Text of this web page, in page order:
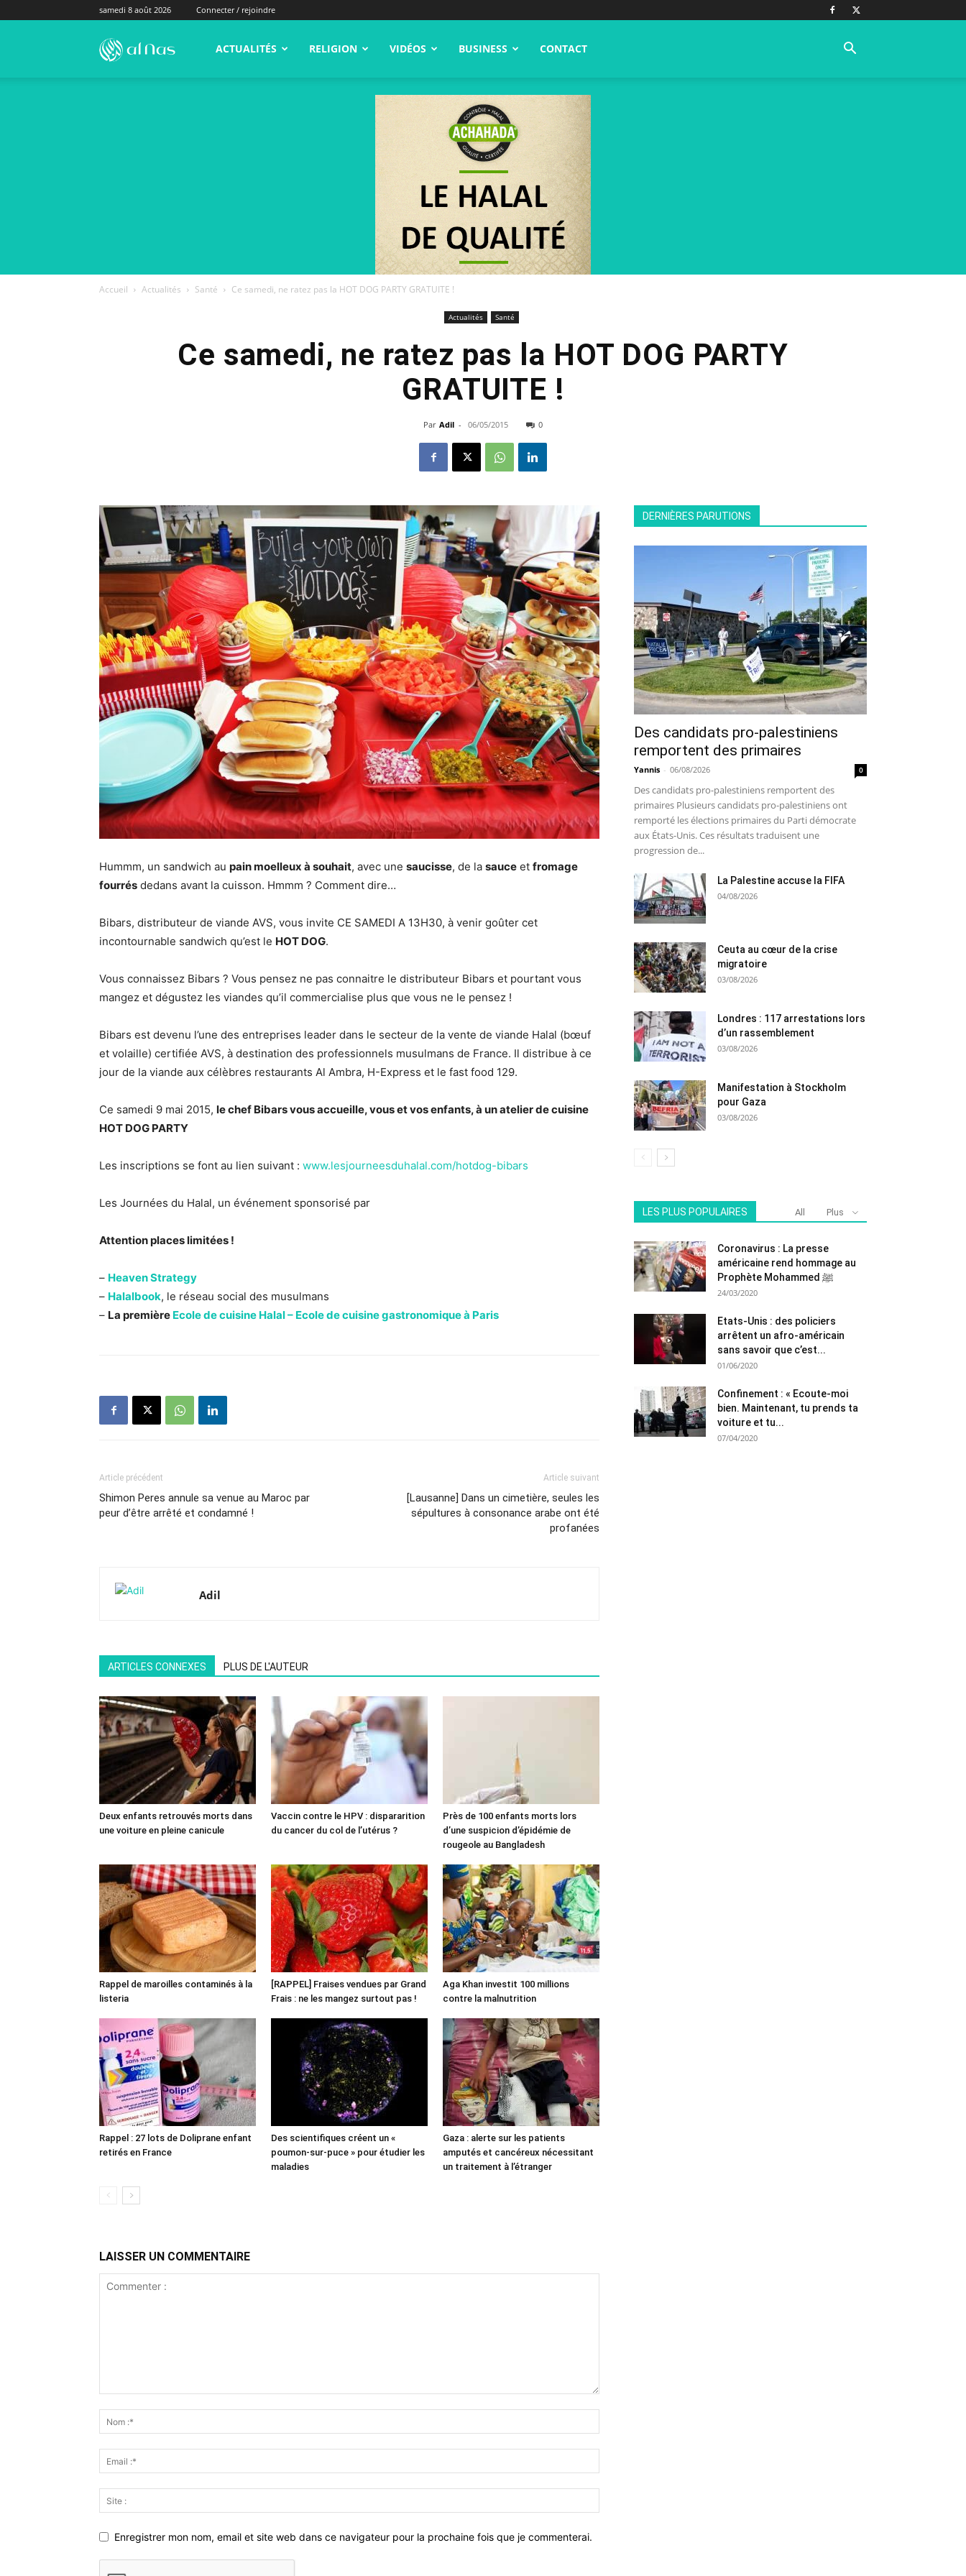
samedi 8 août 2026 Connecter / rejoindre
alNas.fr ACTUALITÉS RELIGION VIDÉOS BUSINESS CONTACT
Accueil Actualités Santé Ce samedi, ne ratez pas la HOT DOG PARTY GRATUITE !
Actualités Santé
Ce samedi, ne ratez pas la HOT DOG PARTY
GRATUITE !
Par Adil - 06/05/2015 0
Hummm, un sandwich au pain moelleux à souhait, avec une saucisse, de la sauce et fromage
fourrés dedans avant la cuisson. Hmmm ? Comment dire…
Bibars, distributeur de viande AVS, vous invite CE SAMEDI A 13H30, à venir goûter cet
incontournable sandwich qu’est le HOT DOG.
Vous connaissez Bibars ? Vous pensez ne pas connaitre le distributeur Bibars et pourtant vous
mangez et dégustez les viandes qu’il commercialise plus que vous ne le pensez !
Bibars est devenu l’une des entreprises leader dans le secteur de la vente de viande Halal (bœuf
et volaille) certifiée AVS, à destination des professionnels musulmans de France. Il distribue à ce
jour de la viande aux célèbres restaurants Al Ambra, H-Express et le fast food 129.
Ce samedi 9 mai 2015, le chef Bibars vous accueille, vous et vos enfants, à un atelier de cuisine
HOT DOG PARTY
Les inscriptions se font au lien suivant : www.lesjourneesduhalal.com/hotdog-bibars
Les Journées du Halal, un événement sponsorisé par
Attention places limitées !
– Heaven Strategy
– Halalbook, le réseau social des musulmans
– La première Ecole de cuisine Halal – Ecole de cuisine gastronomique à Paris
Article précédent
Shimon Peres annule sa venue au Maroc par
peur d’être arrêté et condamné !
Article suivant
[Lausanne] Dans un cimetière, seules les
sépultures à consonance arabe ont été
profanées
Adil
ARTICLES CONNEXES PLUS DE L'AUTEUR
Deux enfants retrouvés morts dans
une voiture en pleine canicule
Vaccin contre le HPV : dispararition
du cancer du col de l’utérus ?
Près de 100 enfants morts lors
d’une suspicion d’épidémie de
rougeole au Bangladesh
Rappel de maroilles contaminés à la
listeria
[RAPPEL] Fraises vendues par Grand
Frais : ne les mangez surtout pas !
Aga Khan investit 100 millions
contre la malnutrition
Rappel : 27 lots de Doliprane enfant
retirés en France
Des scientifiques créent un «
poumon-sur-puce » pour étudier les
maladies
Gaza : alerte sur les patients
amputés et cancéreux nécessitant
un traitement à l’étranger
LAISSER UN COMMENTAIRE
Enregistrer mon nom, email et site web dans ce navigateur pour la prochaine fois que je commenterai.
DERNIÈRES PARUTIONS
Des candidats pro-palestiniens
remportent des primaires
Yannis - 06/08/2026 0
Des candidats pro-palestiniens remportent des
primaires Plusieurs candidats pro-palestiniens ont
remporté les élections primaires du Parti démocrate
aux États-Unis. Ces résultats traduisent une
progression de...
La Palestine accuse la FIFA
04/08/2026
Ceuta au cœur de la crise
migratoire
03/08/2026
Londres : 117 arrestations lors
d’un rassemblement
03/08/2026
Manifestation à Stockholm
pour Gaza
03/08/2026
LES PLUS POPULAIRES All Plus
Coronavirus : La presse
américaine rend hommage au
Prophète Mohammed ﷺ
24/03/2020
Etats-Unis : des policiers
arrêtent un afro-américain
sans savoir que c’est...
01/06/2020
Confinement : « Ecoute-moi
bien. Maintenant, tu prends ta
voiture et tu...
07/04/2020